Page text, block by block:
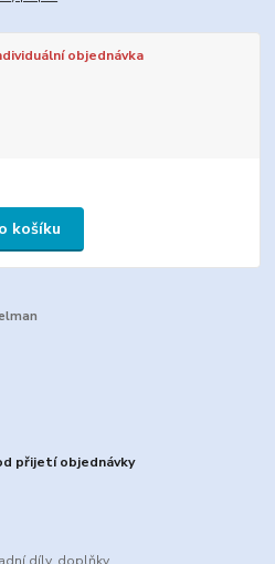
objednávka
košíku
přijetí objednávky